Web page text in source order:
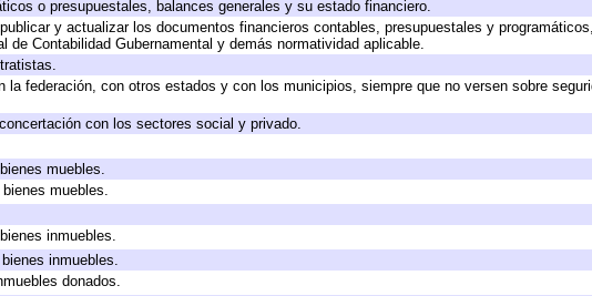
o presupuestales, balances generales y su estado financiero.
y actualizar los documentos financieros contables, presupuestales y
de Contabilidad Gubernamental y demás normatividad aplicable.
federación, con otros estados y con los municipios, siempre que no versen sobre
con los sectores social y privado.
muebles.
muebles.
inmuebles.
inmuebles.
donados.